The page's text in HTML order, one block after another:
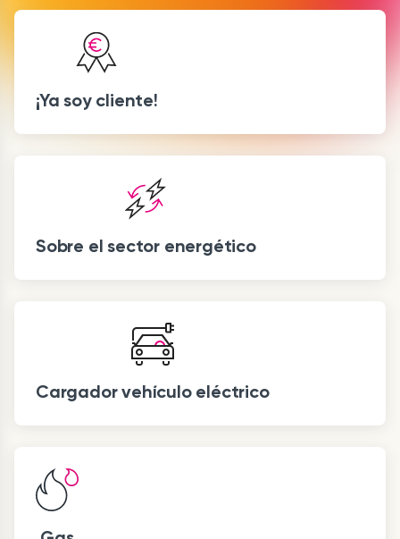
¡Ya soy cliente!
Sobre el sector energético
Cargador vehículo eléctrico